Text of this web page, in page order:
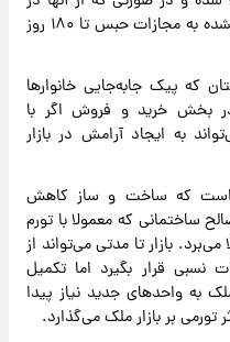
کاری استفاده کنند که در پروانه قید نشده به مجازات حبس تا ۱۸۰ روز
که پیک جابه‌جایی خانوارها
خرید و فروش اگر با
به ایجاد آرامش در بازار
است که ساخت و ساز کاهش
ساختمانی که معمولا با تورم
بازار تا مدتی می‌تواند از
قرار بگیرد اما تکمیل
به واحدهای جدید نیاز پیدا
بر بازار ملک می‌گذارد.